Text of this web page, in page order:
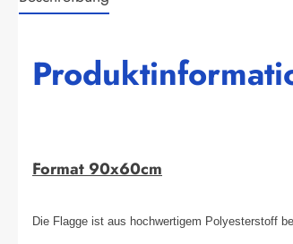
Format 90x60cm
Die Flagge ist aus hochwertigem Polyesterstoff